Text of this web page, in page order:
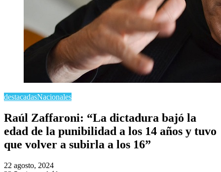
destacadasNacionales
Raúl Zaffaroni: “La dictadura bajó la
edad de la punibilidad a los 14 años y tuvo
que volver a subirla a los 16”
22 agosto, 2024